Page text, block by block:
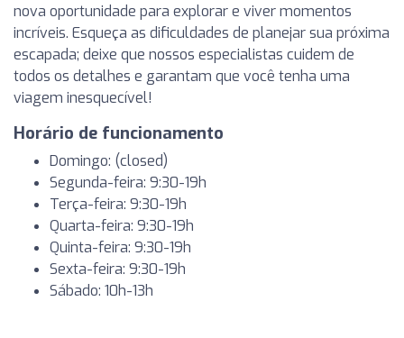
nova oportunidade para explorar e viver momentos
incríveis. Esqueça as dificuldades de planejar sua próxima
escapada; deixe que nossos especialistas cuidem de
todos os detalhes e garantam que você tenha uma
viagem inesquecível!
Horário de funcionamento
Domingo: (closed)
Segunda-feira: 9:30-19h
Terça-feira: 9:30-19h
Quarta-feira: 9:30-19h
Quinta-feira: 9:30-19h
Sexta-feira: 9:30-19h
Sábado: 10h-13h